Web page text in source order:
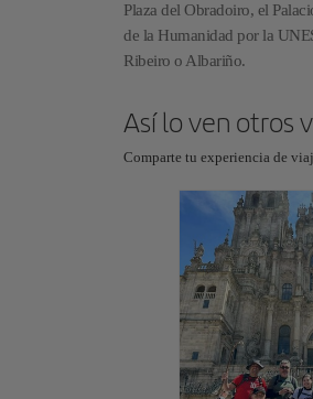
Plaza del Obradoiro, el
de la Humanidad por la
Ribeiro o Albariño.
Así lo ven otros
Comparte tu experiencia de